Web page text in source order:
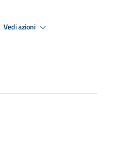
Vedi azioni